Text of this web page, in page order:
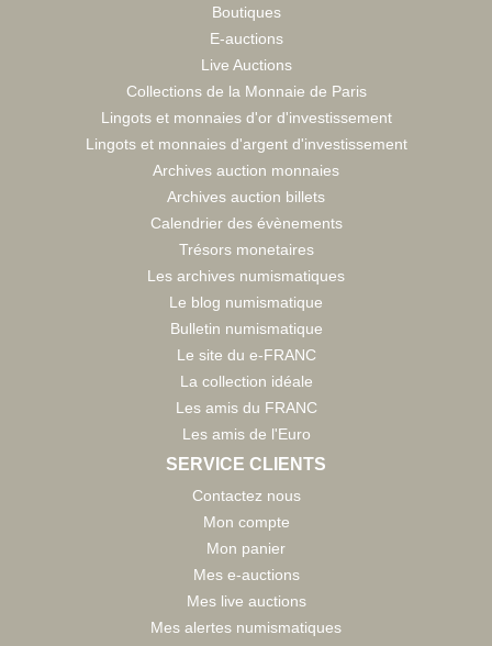
Boutiques
E-auctions
Live Auctions
Collections de la Monnaie de Paris
Lingots et monnaies d'or d'investissement
Lingots et monnaies d'argent d'investissement
Archives auction monnaies
Archives auction billets
Calendrier des évènements
Trésors monetaires
Les archives numismatiques
Le blog numismatique
Bulletin numismatique
Le site du e-FRANC
La collection idéale
Les amis du FRANC
Les amis de l'Euro
SERVICE CLIENTS
Contactez nous
Mon compte
Mon panier
Mes e-auctions
Mes live auctions
Mes alertes numismatiques